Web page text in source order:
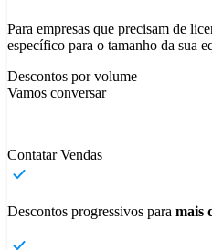
Para empresas que precisam de
específico para o tamanho da sua
Descontos por volume
Vamos conversar
Contatar Vendas
Descontos progressivos para mais